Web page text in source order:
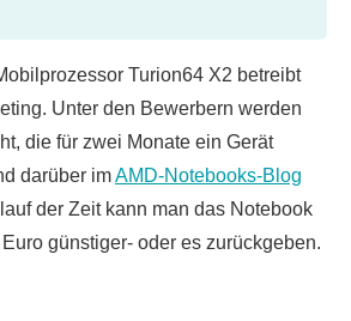
Turion64 X2 betreibt
Unter den Bewerbern werden
die für zwei Monate ein Gerät
darüber imAMD-Notebooks-Blog
der Zeit kann man das Notebook
günstiger- oder es zurückgeben.